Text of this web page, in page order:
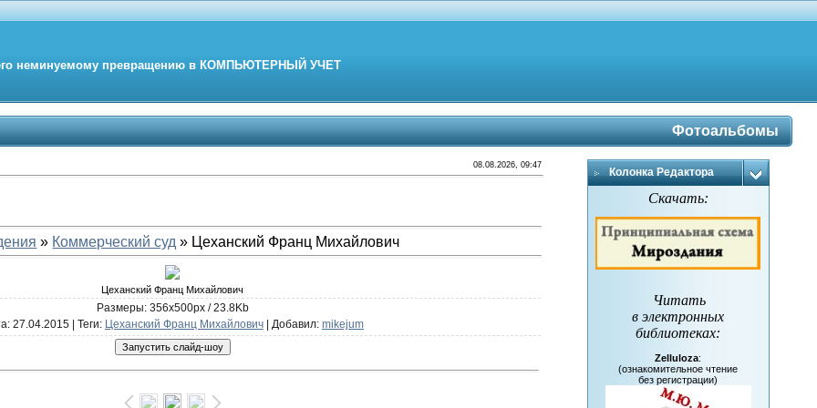
неминуемому превращению в КОМПЬЮТЕРНЫЙ УЧЕТ
Фотоальбомы
08.08.2026, 09:47
» Коммерческий суд » Цеханский Франц Михайлович
Цеханский Франц Михайлович
Размеры: 356x500px / 23.8Kb
: 27.04.2015 | Теги: Цеханский Франц Михайлович| Добавил: mikejum
Колонка Редактора
Скачать:
Читать
в электронных
библиотеках:
Zelluloza:
(ознакомительное чтение
без регистрации)